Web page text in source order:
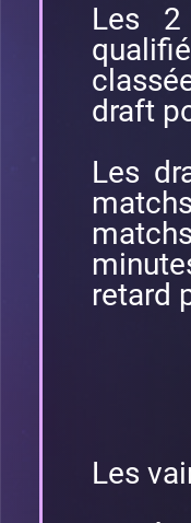
Les 2
draft
Les
retard
Les